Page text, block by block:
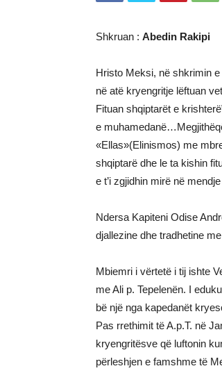
Shkruan : Abedin Rakipi
Hristo Meksi, në shkrimin
në atë kryengritje lëftuan
Fituan shqiptarët e
e
«Ellas»(Elinismos) me
shqiptarë dhe le ta kishin
e t’i zgjidhin mirë në
Ndersa Kapiteni Odise
djallezine dhe tradhetine
Mbiemri i vërtetë i tij ishte
me Ali p. Tepelenën. I
bë një nga kapedanët
Pas rrethimit të A.p.T. në
kryengritësve që luftonin
përleshjen e famshme të